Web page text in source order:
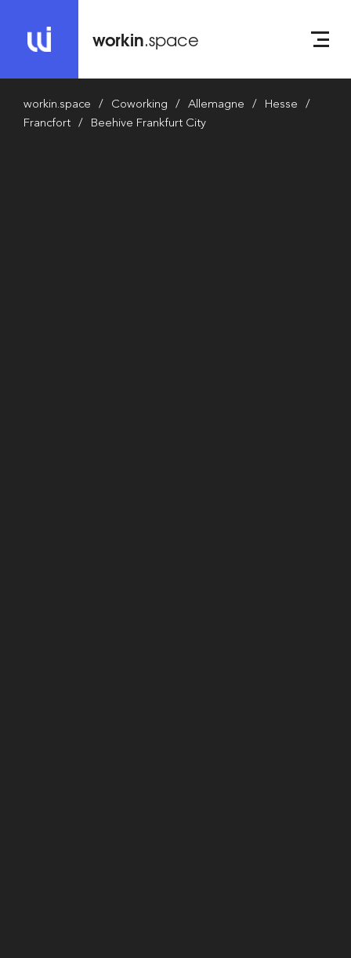
workin.space
workin.space Coworking Allemagne
Hesse
Francfort
Beehive Frankfurt City